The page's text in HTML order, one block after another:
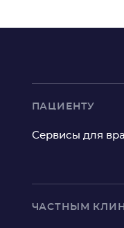
ПАЦИЕНТУ
Сервисы для
ЧАСТНЫМ